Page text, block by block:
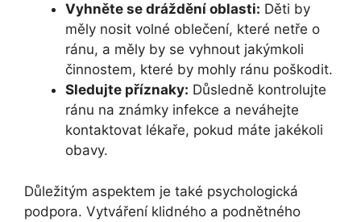
Vyhněte se dráždění oblasti: Děti by
měly nosit volné oblečení, které netře o
ránu, a měly by se vyhnout jakýmkoli
činnostem, které by mohly ránu poškodit.
Sledujte příznaky: Důsledně kontrolujte
ránu na známky infekce a neváhejte
kontaktovat lékaře, pokud máte jakékoli
obavy.
Důležitým aspektem je také psychologická
podpora. Vytváření klidného a podnětného